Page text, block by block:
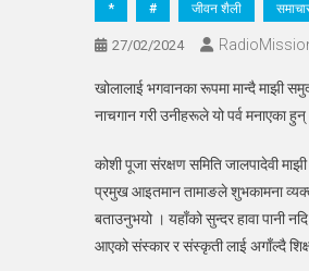
* # जीवन शैली
27/02/2024
खोलालाई भगवानका रूपमा मान्दै माझी
नाचगान गरी उनीहरूले यो पर्व मनाएका
कोशी पूजा संरक्षण समिति जालपादेवी
प्रमुख आइतमान तामाङले शुभकामना
बताउनुभयो । यहाँको सुन्दर हावा पानी
आएको संस्कार र संस्कृती लाई अगाँल्दै